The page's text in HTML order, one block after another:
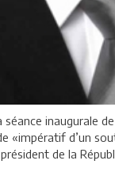
inaugurale
«impératif d’un
de la